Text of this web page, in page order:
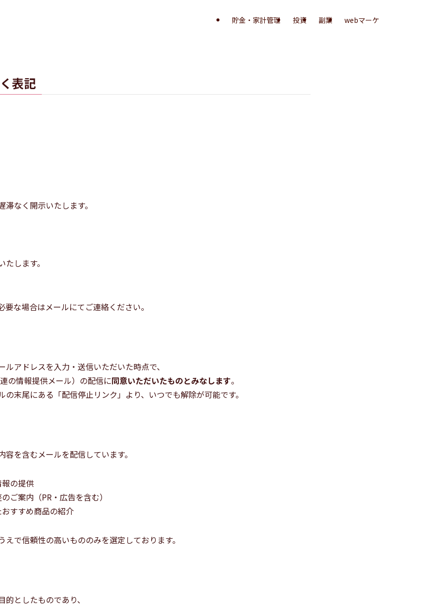
貯金・家計管理 投資 副業 webマーケ
表記
なく開示いたします。
します。
な場合はメールにてご連絡ください。
アドレスを入力・送信いただいた時点で、
の情報提供メール）の配信に同意いただいたものとみなします。
末尾にある「配信停止リンク」より、いつでも解除が可能です。
を含むメールを配信しています。
の提供
ご案内（PR・広告を含む）
すすめ商品の紹介
で信頼性の高いもののみを選定しております。
としたものであり、